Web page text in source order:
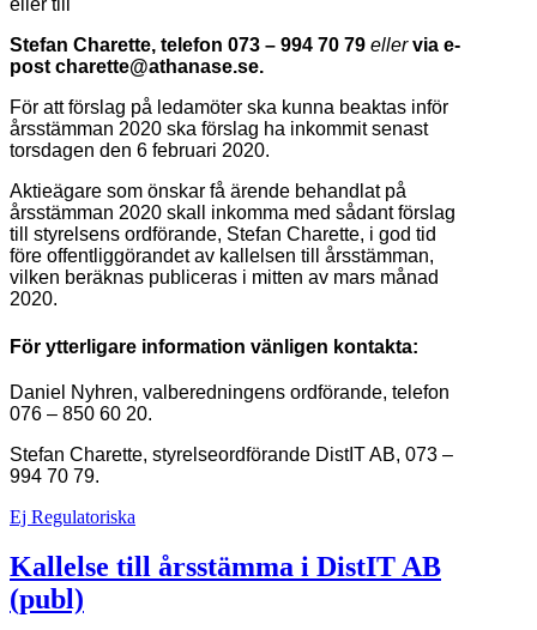
eller till
Stefan Charette, telefon 073 – 994 70 79 eller via e-
post charette@athanase.se.
För att förslag på ledamöter ska kunna beaktas inför
årsstämman 2020 ska förslag ha inkommit senast
torsdagen den 6 februari 2020.
Aktieägare som önskar få ärende behandlat på
årsstämman 2020 skall inkomma med sådant förslag
till styrelsens ordförande, Stefan Charette, i god tid
före offentliggörandet av kallelsen till årsstämman,
vilken beräknas publiceras i mitten av mars månad
2020.
För ytterligare information vänligen kontakta:
Daniel Nyhren, valberedningens ordförande, telefon
076 – 850 60 20.
Stefan Charette, styrelseordförande DistIT AB, 073 –
994 70 79.
Ej Regulatoriska
Kallelse till årsstämma i DistIT AB
(publ)